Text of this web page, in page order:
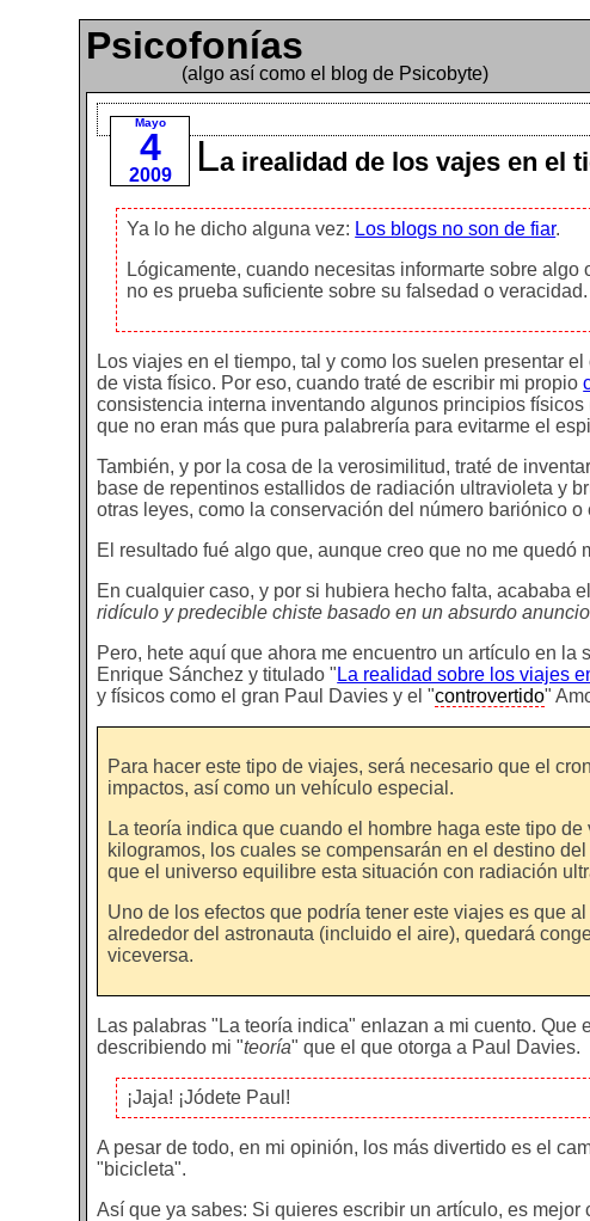
Psicofonías
(algo así como el blog de Psicobyte)
Mayo
4
2009 La irealidad de los vajes en el
Ya lo he dicho alguna vez: Los blogs no son de fiar.
Lógicamente, cuando necesitas informarte sobre
no es prueba suficiente sobre su falsedad o veracidad.
Los viajes en el tiempo, tal y como los suelen presentar
de vista físico. Por eso, cuando traté de escribir mi propio
consistencia interna inventando algunos principios
que no eran más que pura palabrería para evitarme el
También, y por la cosa de la verosimilitud, traté de
base de repentinos estallidos de radiación ultravioleta y
otras leyes, como la conservación del número bariónico
El resultado fué algo que, aunque creo que no me
En cualquier caso, y por si hubiera hecho falta, acababa
ridículo y predecible chiste basado en un absurdo
Pero, hete aquí que ahora me encuentro un artículo en
Enrique Sánchez y titulado " La realidad sobre los viajes
y físicos como el gran Paul Davies y el "controvertido"
Para hacer este tipo de viajes, será necesario que el
impactos, así como un vehículo especial.
La teoría indica que cuando el hombre haga este tipo
kilogramos, los cuales se compensarán en el destino
que el universo equilibre esta situación con radiación
Uno de los efectos que podría tener este viajes es que
alrededor del astronauta (incluido el aire), quedará
viceversa.
Las palabras "La teoría indica" enlazan a mi cuento.
describiendo mi "teoría" que el que otorga a Paul Davies.
¡Jaja! ¡Jódete Paul!
A pesar de todo, en mi opinión, los más divertido es el
"bicicleta".
Así que ya sabes: Si quieres escribir un artículo, es mejor